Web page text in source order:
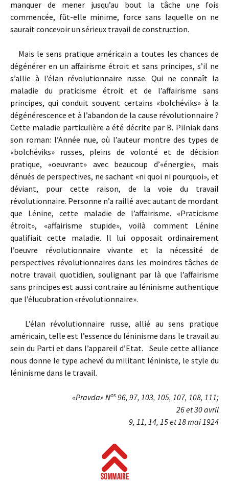
manquer de mener jusqu’au bout la tâche une fois
commencée, fût-elle minime, force sans laquelle on ne
saurait concevoir un sérieux travail de construction.
Mais le sens pratique américain a toutes les chances de
dégénérer en un affairisme étroit et sans principes, s’il ne
s’allie à l’élan révolutionnaire russe. Qui ne connaît la
maladie du praticisme étroit et de l’affairisme sans
principes, qui conduit souvent certains «bolchéviks» à la
dégénérescence et à l’abandon de la cause révolutionnaire ?
Cette maladie particulière a été décrite par B. Pilniak dans
son roman: l’Année nue, où l’auteur montre des types de
«bolchéviks» russes, pleins de volonté et de décision
pratique, «oeuvrant» avec beaucoup d’«énergie», mais
dénués de perspectives, ne sachant «ni quoi ni pourquoi», et
déviant, pour cette raison, de la voie du travail
révolutionnaire. Personne n’a raillé avec autant de mordant
que Lénine, cette maladie de l’affairisme. «Praticisme
étroit», «affairisme stupide», voilà comment Lénine
qualifiait cette maladie. Il lui opposait ordinairement
l’oeuvre révolutionnaire vivante et la nécessité de
perspectives révolutionnaires dans les moindres tâches de
notre travail quotidien, soulignant par là que l’affairisme
sans principes est aussi contraire au léninisme authentique
que l’élucubration «révolutionnaire».
L’élan révolutionnaire russe, allié au sens pratique
américain, telle est l’essence du léninisme dans le travail au
sein du Parti et dans l’appareil d’Etat. Seule cette alliance
nous donne le type achevé du militant léniniste, le style du
léninisme dans le travail.
«Pravda» Nos 96, 97, 103, 105, 107, 108, 111;
26 et 30 avril
9, 11, 14, 15 et 18 mai 1924